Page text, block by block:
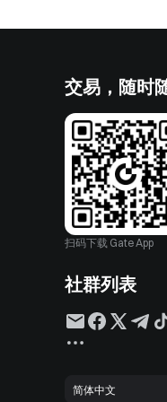
交易，随时
扫码下载 Gate App
社群列表
简体中文